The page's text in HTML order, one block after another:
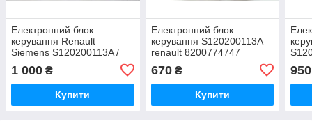
Електронний блок
керування Renault
Siemens S120200113A /
8200774747 / 8200700695
1 000 ₴
Купити
Електронний блок
керування S120200113A
renault 8200774747
670₴
Купити
950